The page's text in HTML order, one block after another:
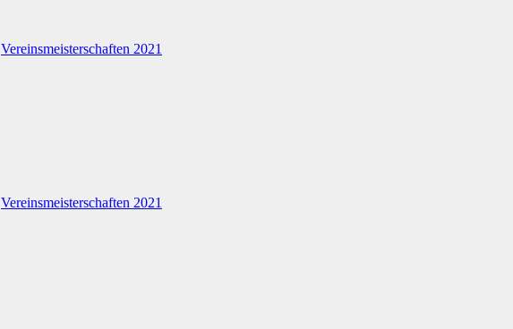
Vereinsmeisterschaften 2021
Vereinsmeisterschaften 2021